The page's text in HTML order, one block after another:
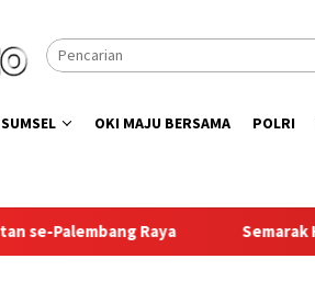
SUMSEL OKI MAJU BERSAMA POLRI
Semarak HUT ke-81 RI, Pegawai